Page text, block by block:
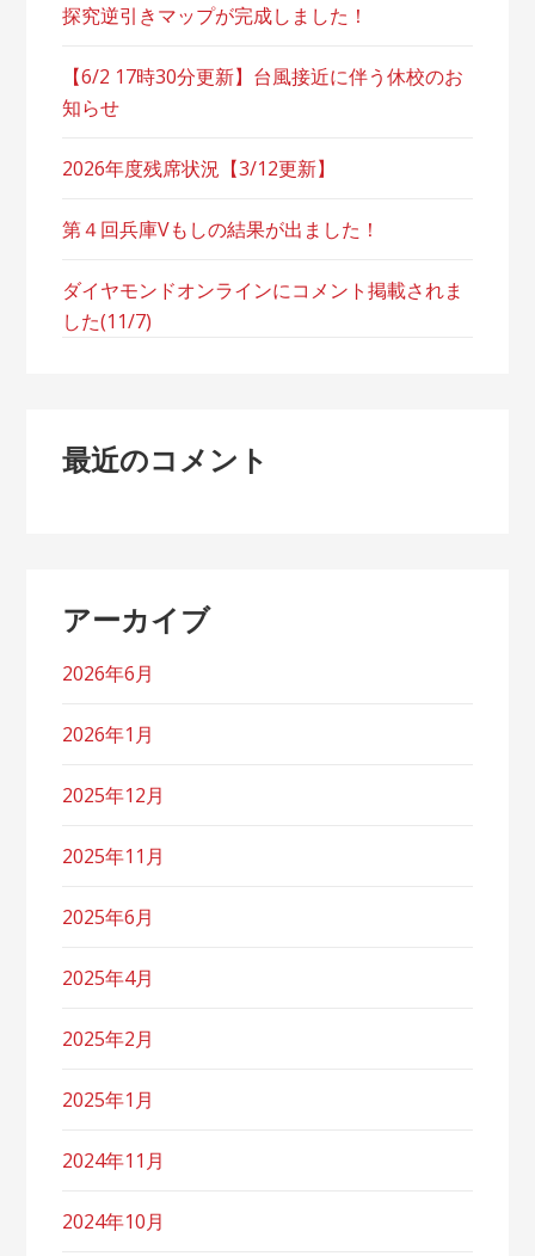
探究逆引きマップが完成しました！
【6/2 17時30分更新】台風接近に伴う休校のお
知らせ
2026年度残席状況【3/12更新】
第４回兵庫Vもしの結果が出ました！
ダイヤモンドオンラインにコメント掲載されま
した(11/7)
最近のコメント
アーカイブ
2026年6月
2026年1月
2025年12月
2025年11月
2025年6月
2025年4月
2025年2月
2025年1月
2024年11月
2024年10月